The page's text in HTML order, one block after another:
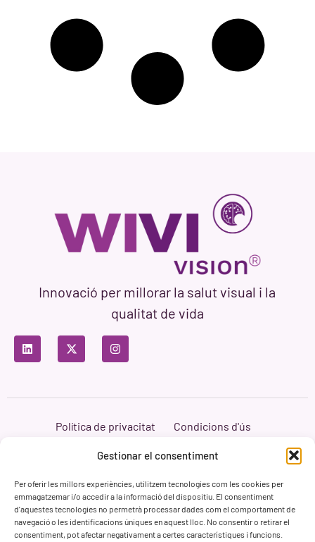
Gestionar el consentiment
Per oferir les millors experiències, utilitzem tecnologies com les cookies per
emmagatzemar i/o accedir a la informació del dispositiu. El consentiment
d'aquestes tecnologies no permetrà processar dades com el comportament de
navegació o les identificacions úniques en aquest lloc. No consentir o retirar el
consentiment, pot afectar negativament a certes característiques i funcions.
Innovació per millorar la salut visual i la
qualitat de vida
Política de privacitat
Condicions d'ús
Branding i Web ASH Proyectos Creativos